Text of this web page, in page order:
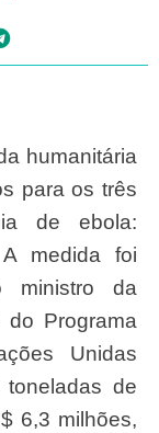
para os três
de ebola:
medida foi
ministro da
do Programa
Unidas
de
6,3 milhões,